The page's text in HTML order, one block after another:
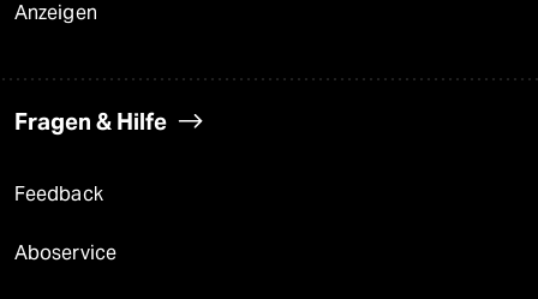
Anzeigen
Fragen & Hilfe
Feedback
Aboservice